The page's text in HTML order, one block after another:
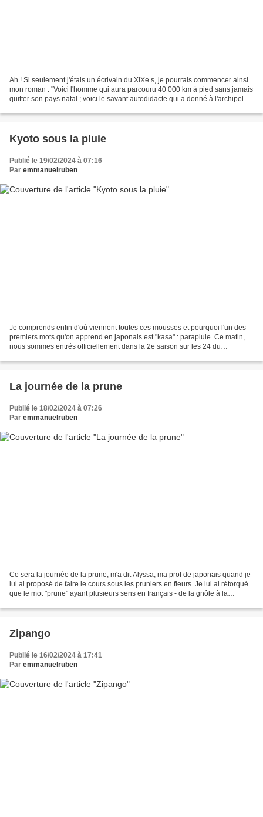
Ah ! Si seulement j'étais un écrivain du XIXe s, je pourrais commencer ainsi
mon roman : "Voici l'homme qui aura parcouru 40 000 km à pied sans jamais
quitter son pays natal ; voici le savant autodidacte qui a donné à l'archipel
Kyoto sous la pluie
Publié le 19/02/2024 à 07:16
Par emmanuelruben
Je comprends enfin d'où viennent toutes ces mousses et pourquoi l'un des
premiers mots qu'on apprend en japonais est "kasa" : parapluie. Ce matin,
nous sommes entrés officiellement dans la 2e saison sur les 24 du
La journée de la prune
Publié le 18/02/2024 à 07:26
Par emmanuelruben
Ce sera la journée de la prune, m'a dit Alyssa, ma prof de japonais quand je
lui ai proposé de faire le cours sous les pruniers en fleurs. Je lui ai rétorqué
que le mot "prune" ayant plusieurs sens en français - de la gnôle à la
Zipango
Publié le 16/02/2024 à 17:41
Par emmanuelruben